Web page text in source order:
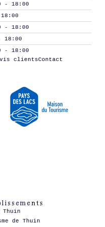
- 18:00
- 18:00
18:00
- 18:00
clientsContact
de Thuin